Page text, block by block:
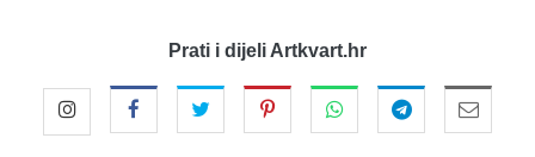
Prati i dijeli Artkvart.hr